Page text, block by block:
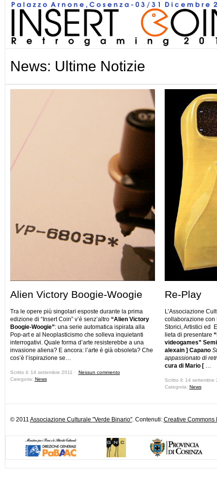
News: Ultime Notizie
Alien Victory Boogie-Woogie
Tra le opere più singolari esposte durante la prima
edizione di “Insert Coin” v’è senz’altro “Alien Victory
Boogie-Woogie”: una serie automatica ispirata alla
Pop-art e al Neoplasticismo che solleva inquietanti
interrogativi. Quale forma d’arte resisterebbe a una
invasione aliena? E ancora: l’arte è già obsoleta? Che
cos’è l’ispirazione se…
Scritto il: 14 settembre 2011 ˑ Nessun commento
Categoria: News
Re-Play
L’Associazione
collaborazione con
Storici, Artistici ed
lieta di presentare
videogames”
alexain ] Capano
appassionato di
cura di Mario [ …
Scritto il: 14 settembre
Categoria: News
© 2011 Associazione Culturale "Verde Binario". Contenuti: Creative Commons